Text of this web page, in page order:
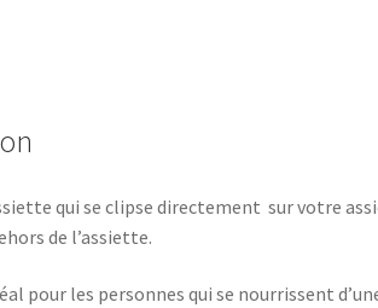
qui se clipse directement sur votre
de l’assiette.
pour les personnes qui se nourrissent